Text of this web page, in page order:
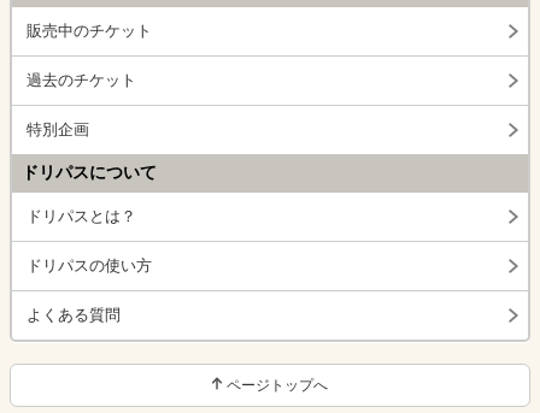
販売中のチケット
過去のチケット
特別企画
ドリパスについて
ドリパスとは？
ドリパスの使い方
よくある質問
ページトップへ